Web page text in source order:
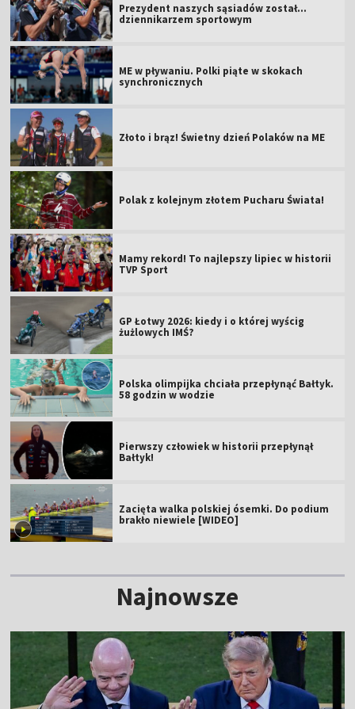
Prezydent naszych sąsiadów został...
dziennikarzem sportowym
ME w pływaniu. Polki piąte w skokach
synchronicznych
Złoto i brąz! Świetny dzień Polaków na ME
Polak z kolejnym złotem Pucharu Świata!
Mamy rekord! To najlepszy lipiec w historii
TVP Sport
GP Łotwy 2026: kiedy i o której wyścig
żużlowych IMŚ?
Polska olimpijka chciała przepłynąć Bałtyk.
58 godzin w wodzie
Pierwszy człowiek w historii przepłynął
Bałtyk!
Zacięta walka polskiej ósemki. Do podium
brakło niewiele [WIDEO]
Najnowsze